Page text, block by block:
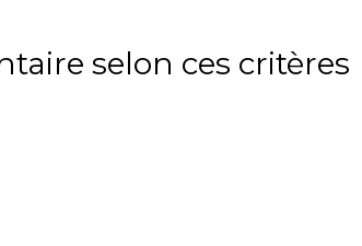
selon ces critères